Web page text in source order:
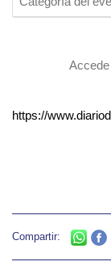
https://
Compartir: